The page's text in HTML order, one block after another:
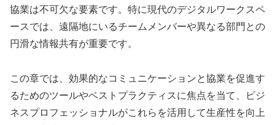
協業は不可欠な要素です。特に現代のデジタルワークスペ
ースでは、遠隔地にいるチームメンバーや異なる部門との
円滑な情報共有が重要です。
この章では、効果的なコミュニケーションと協業を促進す
るためのツールやベストプラクティスに焦点を当て、ビジ
ネスプロフェッショナルがこれらを活用して生産性を向上